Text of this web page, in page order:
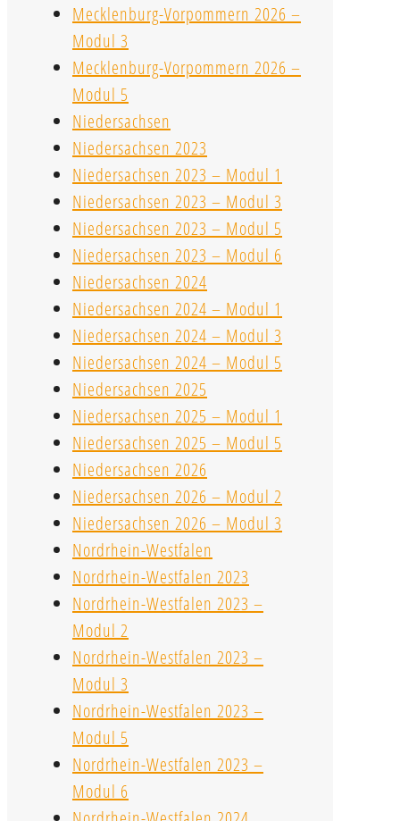
Mecklenburg-Vorpommern 2026 –
Modul 3
Mecklenburg-Vorpommern 2026 –
Modul 5
Niedersachsen
Niedersachsen 2023
Niedersachsen 2023 – Modul 1
Niedersachsen 2023 – Modul 3
Niedersachsen 2023 – Modul 5
Niedersachsen 2023 – Modul 6
Niedersachsen 2024
Niedersachsen 2024 – Modul 1
Niedersachsen 2024 – Modul 3
Niedersachsen 2024 – Modul 5
Niedersachsen 2025
Niedersachsen 2025 – Modul 1
Niedersachsen 2025 – Modul 5
Niedersachsen 2026
Niedersachsen 2026 – Modul 2
Niedersachsen 2026 – Modul 3
Nordrhein-Westfalen
Nordrhein-Westfalen 2023
Nordrhein-Westfalen 2023 –
Modul 2
Nordrhein-Westfalen 2023 –
Modul 3
Nordrhein-Westfalen 2023 –
Modul 5
Nordrhein-Westfalen 2023 –
Modul 6